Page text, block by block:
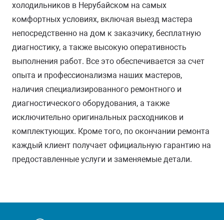
холодильников в Нерубайском на самых
комфортных условиях, включая выезд мастера
непосредственно на дом к заказчику, бесплатную
диагностику, а также высокую оперативность
выполнения работ. Все это обеспечивается за счет
опыта и профессионализма наших мастеров,
наличия специализированного ремонтного и
диагностического оборудования, а также
исключительно оригинальных расходников и
комплектующих. Кроме того, по окончании ремонта
каждый клиент получает официальную гарантию на
предоставленные услуги и заменяемые детали.